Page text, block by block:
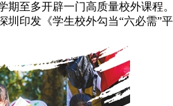
期至多开辟一门高质量校外课程
圳印发《学生校外勾当“六必需”